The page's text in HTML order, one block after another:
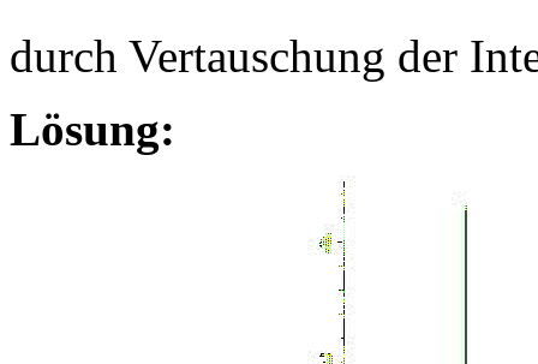
durch Vertauschung der
Lösung: